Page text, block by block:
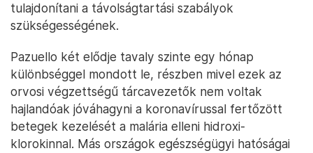
tulajdonítani a távolságtartási szabályok
szükségességének.
Pazuello két elődje tavaly szinte egy hónap
különbséggel mondott le, részben mivel ezek az
orvosi végzettségű tárcavezetők nem voltak
hajlandóak jóváhagyni a koronavírussal fertőzött
betegek kezelését a malária elleni hidroxi-
klorokinnal. Más országok egészségügyi hatóságai